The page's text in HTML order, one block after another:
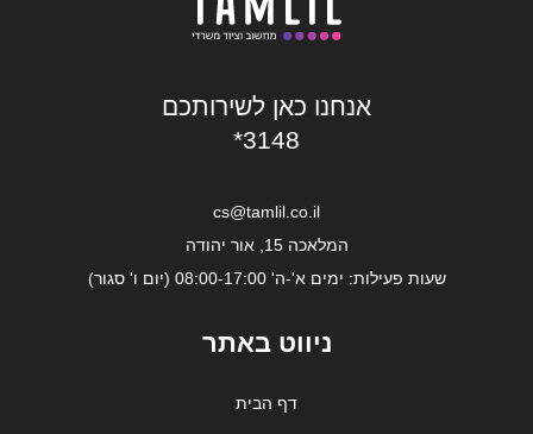
אנחנו כאן לשירותכם
*3148
cs@tamlil.co.il
המלאכה 15, אור יהודה
שעות פעילות: ימים א'-ה' 08:00-17:00 (יום ו' סגור)
ניווט באתר
דף הבית